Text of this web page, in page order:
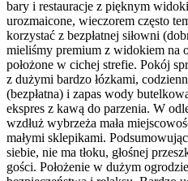
bary i restauracje z pięknym
urozmaicone, wieczorem często
korzystać z bezpłatnej siłowni
mieliśmy premium z widokiem na
położone w cichej strefie. Pokój
z dużymi bardzo łózkami,
(bezpłatna) i zapas wody
ekspres z kawą do parzenia. W
wzdłuż wybrzeża mała
małymi sklepikami.
siebie, nie ma tłoku, głośnej
gości. Położenie w dużym